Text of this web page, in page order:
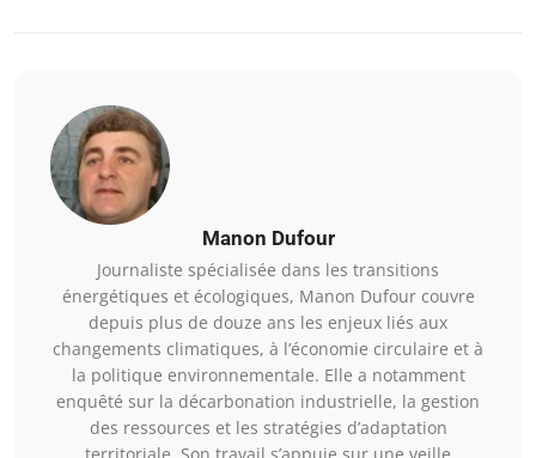
Manon Dufour
Journaliste spécialisée dans les transitions
énergétiques et écologiques, Manon Dufour couvre
depuis plus de douze ans les enjeux liés aux
changements climatiques, à l’économie circulaire et à
la politique environnementale. Elle a notamment
enquêté sur la décarbonation industrielle, la gestion
des ressources et les stratégies d’adaptation